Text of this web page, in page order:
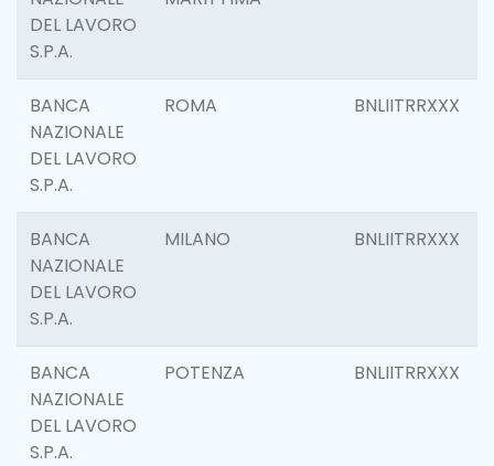
DEL LAVORO
S.P.A.
BANCA
NAZIONALE
DEL LAVORO
S.P.A.
ROMA BNLIITRRXXX
BANCA
NAZIONALE
DEL LAVORO
S.P.A.
MILANO BNLIITRRXXX
BANCA
NAZIONALE
DEL LAVORO
S.P.A.
POTENZA BNLIITRRXXX